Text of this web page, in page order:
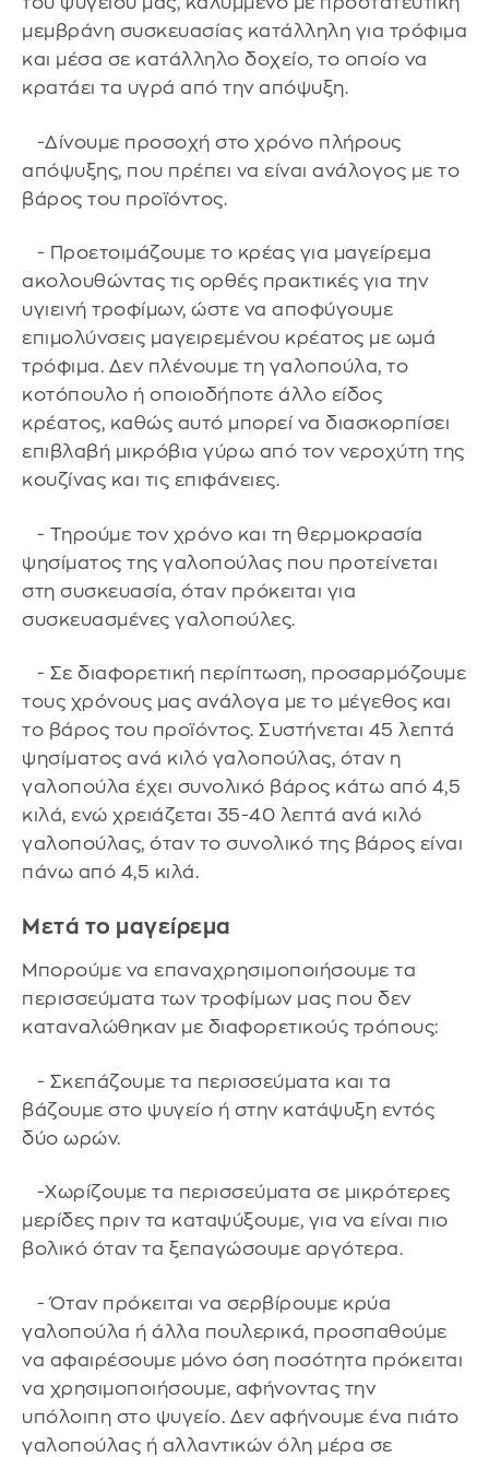
μεμβράνη συσκευασίας κατάλληλη για τρόφιμα
και μέσα σε κατάλληλο δοχείο, το οποίο να
κρατάει τα υγρά από την απόψυξη.
-Δίνουμε προσοχή στο χρόνο πλήρους
απόψυξης, που πρέπει να είναι ανάλογος με το
βάρος του προϊόντος.
- Προετοιμάζουμε το κρέας για μαγείρεμα
ακολουθώντας τις ορθές πρακτικές για την
υγιεινή τροφίμων, ώστε να αποφύγουμε
επιμολύνσεις μαγειρεμένου κρέατος με ωμά
τρόφιμα. Δεν πλένουμε τη γαλοπούλα, το
κοτόπουλο ή οποιοδήποτε άλλο είδος
κρέατος, καθώς αυτό μπορεί να διασκορπίσει
επιβλαβή μικρόβια γύρω από τον νεροχύτη της
κουζίνας και τις επιφάνειες.
- Τηρούμε τον χρόνο και τη θερμοκρασία
ψησίματος της γαλοπούλας που προτείνεται
στη συσκευασία, όταν πρόκειται για
συσκευασμένες γαλοπούλες.
- Σε διαφορετική περίπτωση, προσαρμόζουμε
τους χρόνους μας ανάλογα με το μέγεθος και
το βάρος του προϊόντος. Συστήνεται 45 λεπτά
ψησίματος ανά κιλό γαλοπούλας, όταν η
γαλοπούλα έχει συνολικό βάρος κάτω από 4,5
κιλά, ενώ χρειάζεται 35-40 λεπτά ανά κιλό
γαλοπούλας, όταν το συνολικό της βάρος είναι
πάνω από 4,5 κιλά.
Μετά τo μαγείρεμα
Μπορούμε να επαναχρησιμοποιήσουμε τα
περισσεύματα των τροφίμων μας που δεν
καταναλώθηκαν με διαφορετικούς τρόπους:
- Σκεπάζουμε τα περισσεύματα και τα
βάζουμε στο ψυγείο ή στην κατάψυξη εντός
δύο ωρών.
-Χωρίζουμε τα περισσεύματα σε μικρότερες
μερίδες πριν τα καταψύξουμε, για να είναι πιο
βολικό όταν τα ξεπαγώσουμε αργότερα.
- Όταν πρόκειται να σερβίρουμε κρύα
γαλοπούλα ή άλλα πουλερικά, προσπαθούμε
να αφαιρέσουμε μόνο όση ποσότητα πρόκειται
να χρησιμοποιήσουμε, αφήνοντας την
υπόλοιπη στο ψυγείο. Δεν αφήνουμε ένα πιάτο
γαλοπούλας ή αλλαντικών όλη μέρα σε